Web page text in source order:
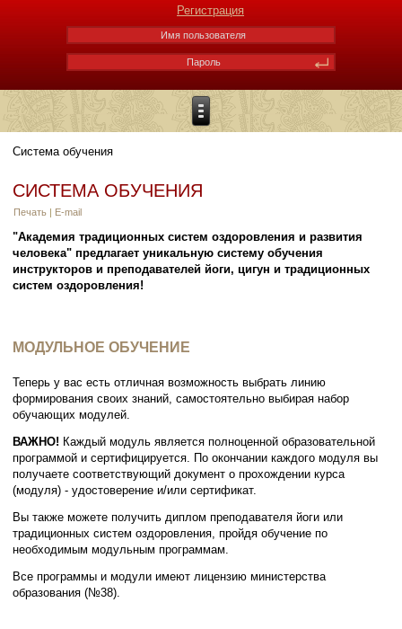
Регистрация
Система обучения
СИСТЕМА ОБУЧЕНИЯ
Печать E-mail
"Академия традиционных систем оздоровления и развития
человека" предлагает уникальную систему обучения
инструкторов и преподавателей йоги, цигун и традиционных
систем оздоровления!
МОДУЛЬНОЕ ОБУЧЕНИЕ
Теперь у вас есть отличная возможность выбрать линию
формирования своих знаний, самостоятельно выбирая набор
обучающих модулей.
ВАЖНО! Каждый модуль является полноценной образовательной
программой и сертифицируется. По окончании каждого модуля вы
получаете соответствующий документ о прохождении курса
(модуля) - удостоверение и/или сертификат.
Вы также можете получить диплом преподавателя йоги или
традиционных систем оздоровления, пройдя обучение по
необходимым модульным программам.
Все программы и модули имеют лицензию министерства
образования (№38).